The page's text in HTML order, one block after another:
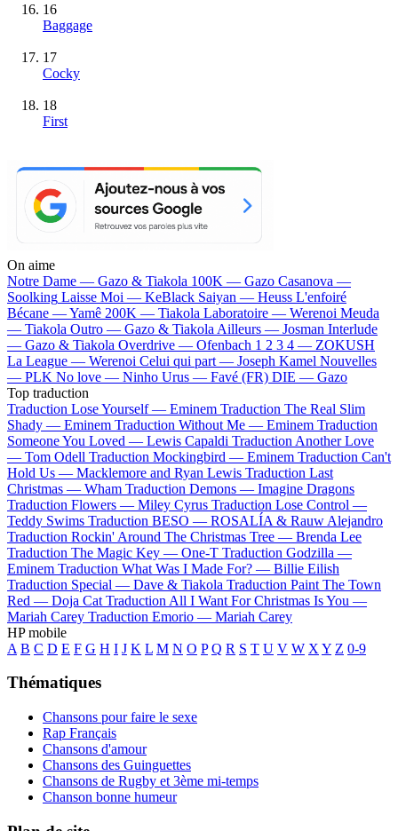
16
Baggage
17
Cocky
18
First
On aime
Notre Dame — Gazo & Tiakola 100K — Gazo Casanova —
Soolking Laisse Moi — KeBlack Saiyan — Heuss L'enfoiré
Bécane —Yamê 200K — Tiakola Laboratoire — Werenoi Meuda
— Tiakola Outro — Gazo & Tiakola Ailleurs — Josman Interlude
— Gazo & Tiakola Overdrive — Ofenbach 1 2 3 4 — ZOKUSH
La League — Werenoi Celui qui part — Joseph Kamel Nouvelles
— PLK No love — Ninho Urus — Favé (FR) DIE — Gazo
Top traduction
Traduction Lose Yourself — Eminem Traduction The Real Slim
Shady — Eminem Traduction Without Me — Eminem Traduction
Someone You Loved — Lewis Capaldi Traduction Another Love
— Tom Odell Traduction Mockingbird — Eminem Traduction Can't
Hold Us — Macklemore and Ryan Lewis Traduction Last
Christmas — Wham Traduction Demons — Imagine Dragons
Traduction Flowers — Miley Cyrus Traduction Lose Control —
Teddy Swims Traduction BESO — ROSALÍA & Rauw Alejandro
Traduction Rockin' Around The Christmas Tree — Brenda Lee
Traduction The Magic Key — One-T Traduction Godzilla —
Eminem Traduction What Was I Made For? — Billie Eilish
Traduction Special — Dave & Tiakola Traduction Paint The Town
Red — Doja Cat Traduction All I Want For Christmas Is You —
Mariah Carey Traduction Emorio — Mariah Carey
HP mobile
A B C D E F G H I J K L M N O P Q R S T U V W X Y Z 0-9
Thématiques
Chansons pour faire le sexe
Rap Français
Chansons d'amour
Chansons des Guinguettes
Chansons de Rugby et 3ème mi-temps
Chanson bonne humeur